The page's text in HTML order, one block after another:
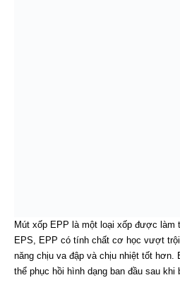
Mút xốp EPP là một loại xốp được làm
EPS, EPP có tính chất cơ học vượt
năng chịu va đập và chịu nhiệt tốt hơn.
thể phục hồi hình dạng ban đầu sau khi